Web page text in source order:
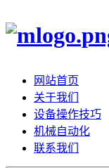
网站首页
关于我们
设备操作技巧
机械自动化
联系我们